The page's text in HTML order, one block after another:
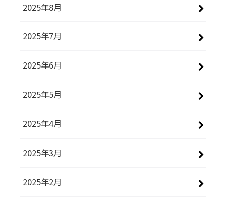
2025年8月
2025年7月
2025年6月
2025年5月
2025年4月
2025年3月
2025年2月